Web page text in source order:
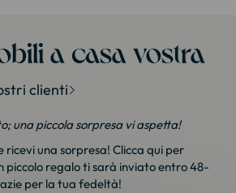
Nepalese
a casa vostra
clienti
una piccola sorpresa vi aspetta!
ricevi una sorpresa! Clicca qui per
piccolo regalo ti sarà inviato entro 48-
per la tua fedeltà!